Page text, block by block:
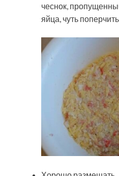
чеснок,
яйца, чуть поперчить.